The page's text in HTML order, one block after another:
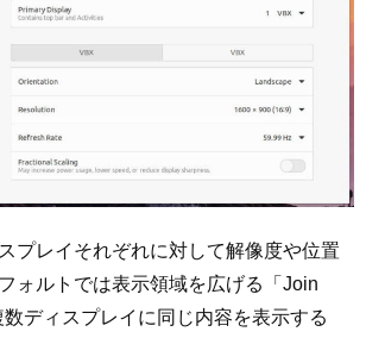
プレイそれぞれに対して解像度や位置
ォルトでは表示領域を広げる「Join
ディスプレイに同じ内容を表示する